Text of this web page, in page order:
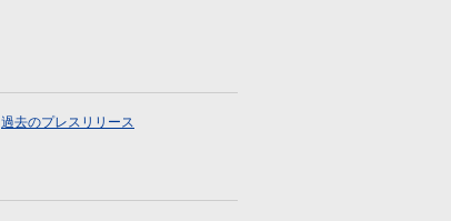
過去のプレスリリース